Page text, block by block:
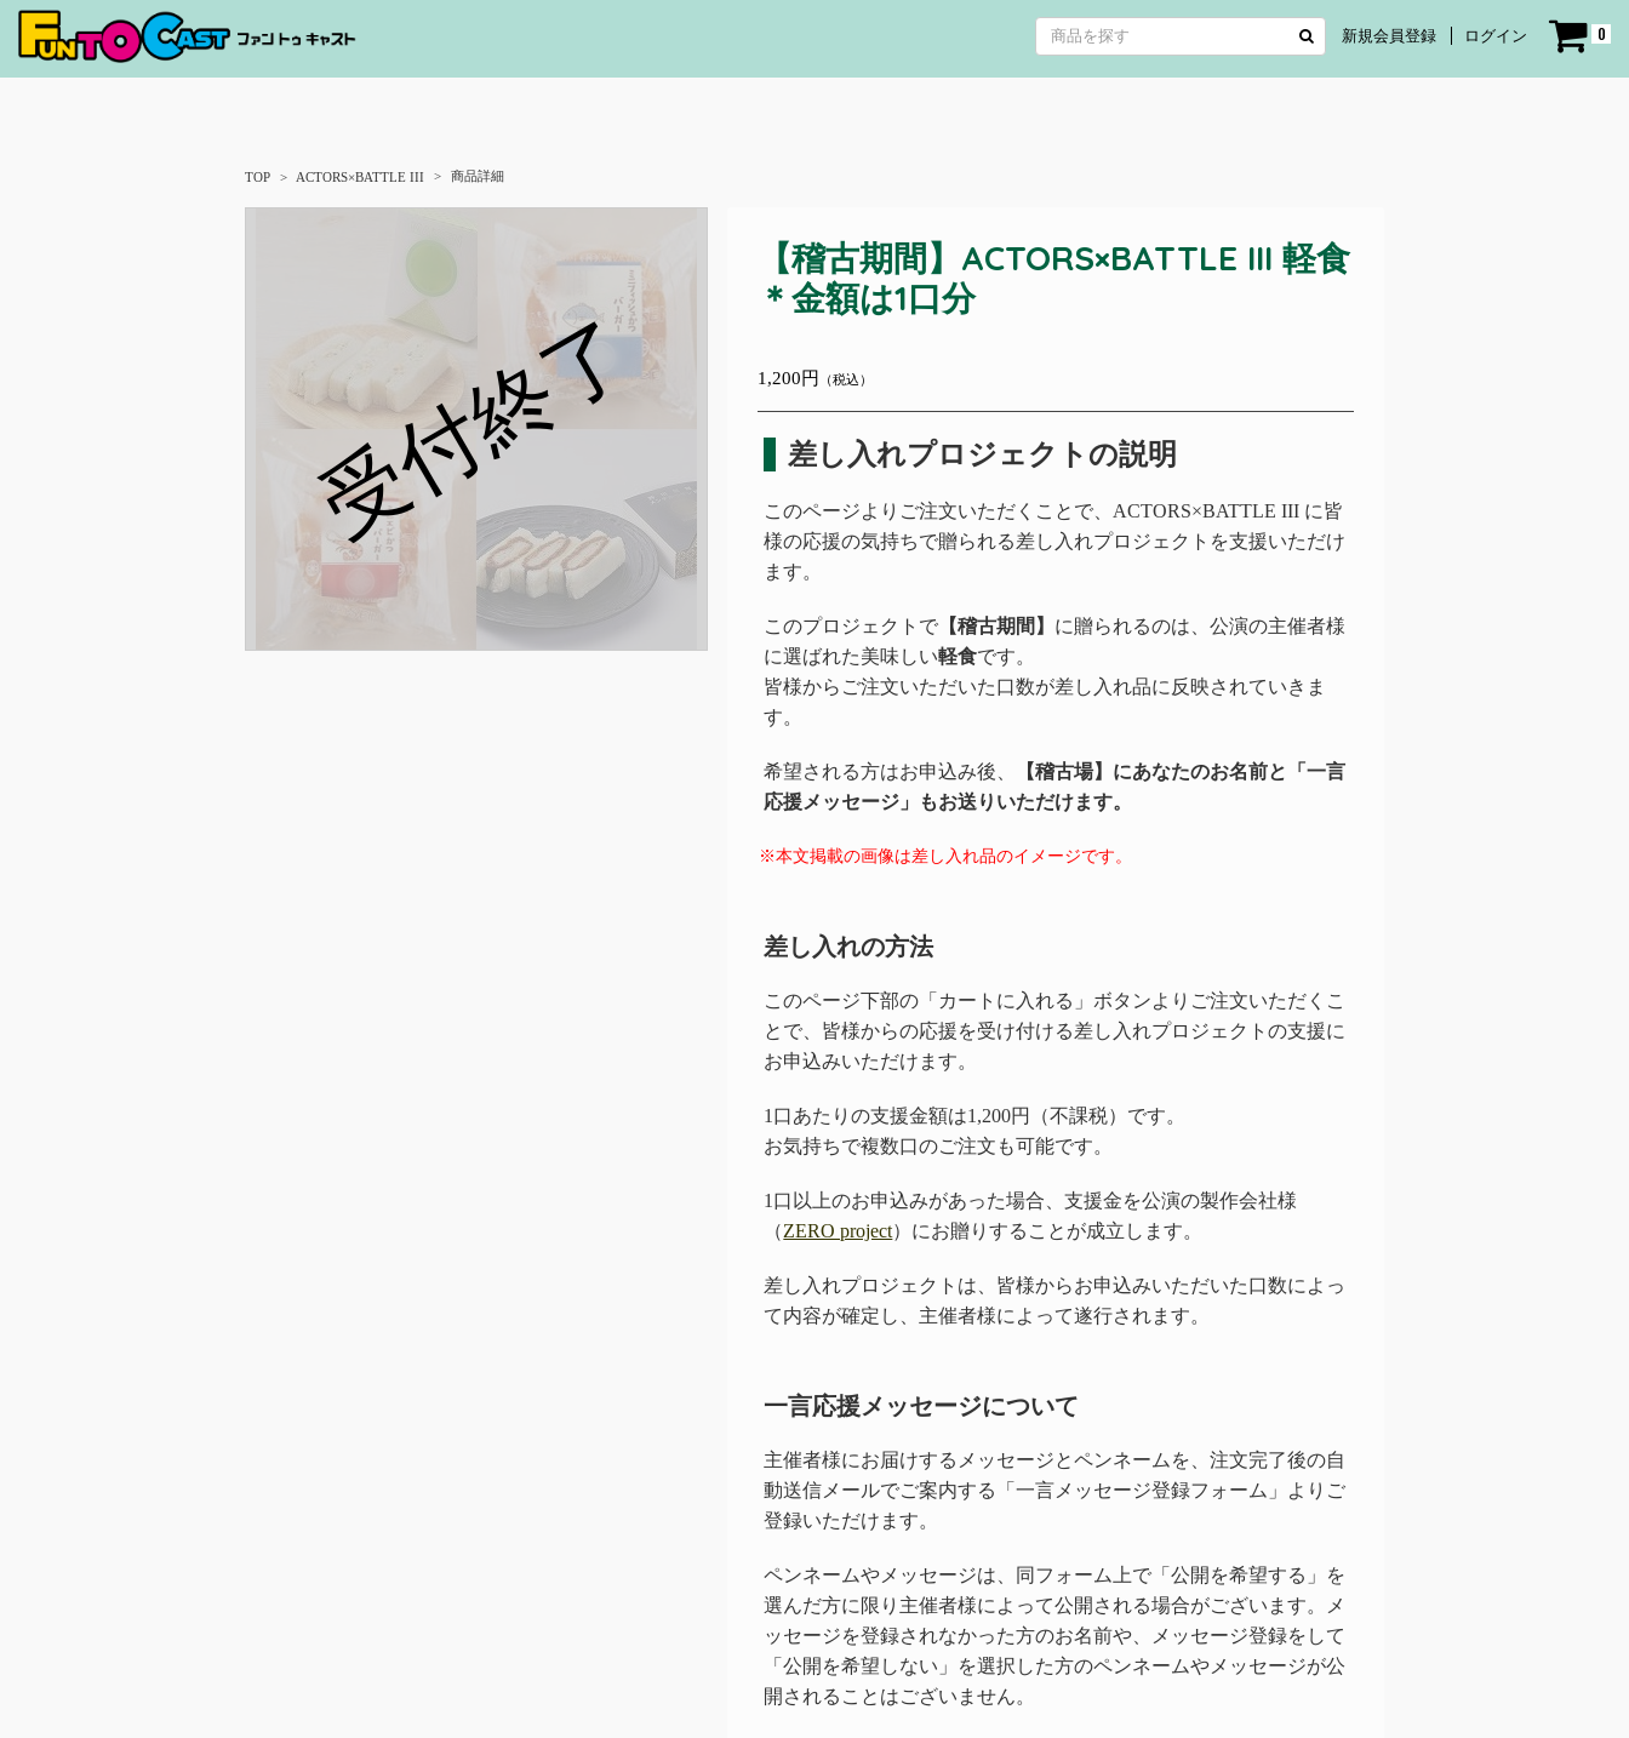
新規会員登録 ログイン 0
TOP ACTORS×BATTLE III 商品詳細
受付終了
【稽古期間】ACTORS×BATTLE III 軽食
＊金額は1口分
1,200円 （税込）
差し入れプロジェクトの説明
このページよりご注文いただくことで、ACTORS×BATTLE III に皆
様の応援の気持ちで贈られる差し入れプロジェクトを支援いただけ
ます。
このプロジェクトで 【稽古期間】 に贈られるのは、公演の主催者様
に選ばれた美味しい軽食です。
皆様からご注文いただいた口数が差し入れ品に反映されていきま
す。
希望される方はお申込み後、
【稽古場】にあなたのお名前と「一言
応援メッセージ」もお送りいただけます。
※本文掲載の画像は差し入れ品のイメージです。
差し入れの方法
このページ下部の「カートに入れる」ボタンよりご注文いただくこ
とで、皆様からの応援を受け付ける差し入れプロジェクトの支援に
お申込みいただけます。
1口あたりの支援金額は1,200円（不課税）です。
お気持ちで複数口のご注文も可能です。
1口以上のお申込みがあった場合、支援金を公演の製作会社様
（ZERO project）にお贈りすることが成立します。
差し入れプロジェクトは、皆様からお申込みいただいた口数によっ
て内容が確定し、主催者様によって遂行されます。
一言応援メッセージについて
主催者様にお届けするメッセージとペンネームを、注文完了後の自
動送信メールでご案内する「一言メッセージ登録フォーム」よりご
登録いただけます。
ペンネームやメッセージは、同フォーム上で「公開を希望する」を
選んだ方に限り主催者様によって公開される場合がございます。メ
ッセージを登録されなかった方のお名前や、メッセージ登録をして
「公開を希望しない」を選択した方のペンネームやメッセージが公
開されることはございません。